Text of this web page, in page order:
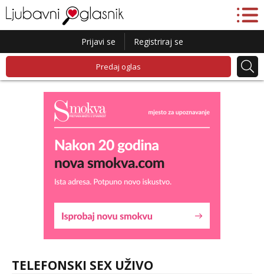
Prijavi se Registriraj se
Predaj oglas
TELEFONSKI SEX UŽIVO
Liliana
Tel: 064/677-677- Kod: #69